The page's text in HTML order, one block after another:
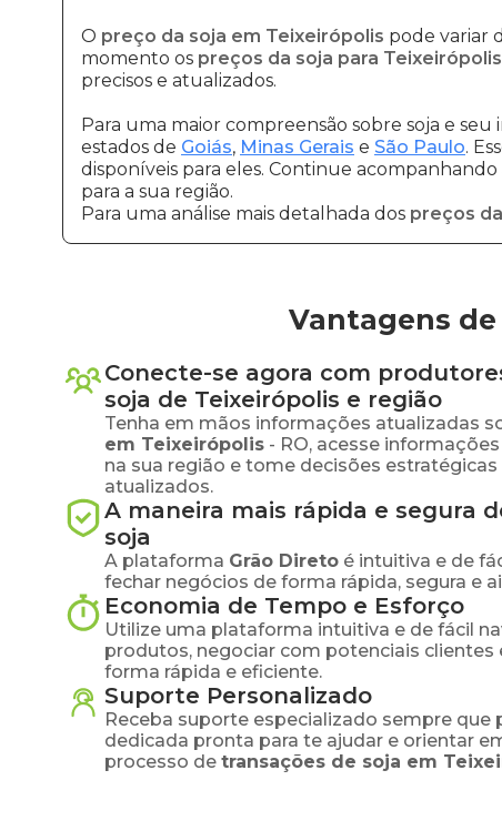
O preço da soja em Teixeirópolis pode variar
momento os preços da soja para Teixeirópolis
precisos e atualizados.
Para uma maior compreensão sobre soja e
estados de Goiás, Minas Gerais e São Paulo.
disponíveis para eles. Continue
para a sua região.
Para uma análise mais detalhada dos preços
Vantagens
Conecte-se agora com
soja de Teixeirópolis e região
Tenha em mãos informações atualizadas
em Teixeirópolis - RO, acesse
na sua região e tome decisões
atualizados.
A maneira mais rápida e segura
soja
A plataforma Grão Direto é intuitiva e de
fechar negócios de forma rápida, segura e
Economia de Tempo e Esforço
Utilize uma plataforma intuitiva e de fácil
produtos, negociar com potenciais clientes
forma rápida e eficiente.
Suporte Personalizado
Receba suporte especializado sempre que
dedicada pronta para te ajudar e orientar
processo de transações de soja em